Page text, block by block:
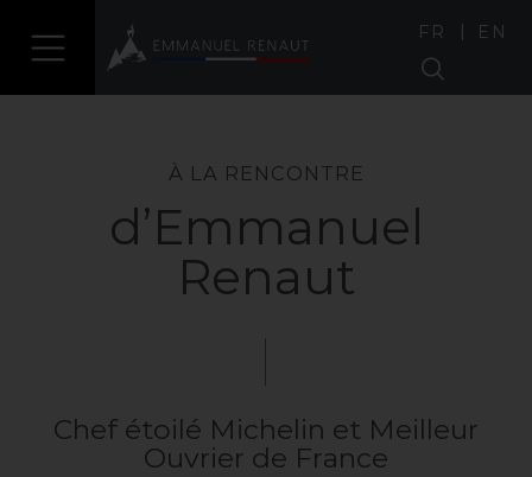
FR | EN
À LA RENCONTRE
d’Emmanuel
Renaut
Chef étoilé Michelin et Meilleur
Ouvrier de France